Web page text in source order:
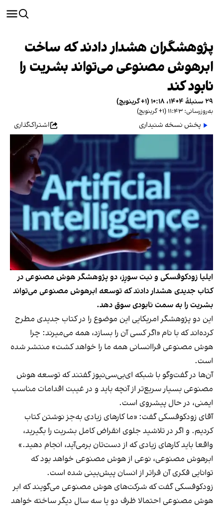
پژوهشگران هشدار دادند که ساخت
ابرهوش مصنوعی می‌تواند بشریت را
نابود کند
۲۹ سنبلهٔ ۱۴۰۴، ۱۰:۱۸ (‎+۱ گرینویچ)
به‌روزرسانی: ۱۱:۴۳ (‎+۱ گرینویچ)
پخش نسخه شنیداری اشتراک‌گذاری
ایلیا زودکوفسکی و نیت سورِز، دو پژوهشگر هوش مصنوعی در
کتاب جدیدی هشدار دادند که توسعه ابرهوش مصنوعی می‌تواند
بشریت را به سمت نابودی سوق دهد.
این دو پژوهشگر امریکایی این موضوع را در کتاب جدیدی مطرح
کرده‌اند که با نام «اگر کسی آن را بسازد، همه می‌میرند: چرا
هوش مصنوعی فراانسانی همه ما را خواهد کشت» منتشر شده
است.
آن‌ها در گفت‌وگو با شبکه ای‌بی‌سی‌نیوز گفتند که توسعه هوش
مصنوعی بسیار سریع‌تر از آنچه باید و در غیبت اقدامات مناسب
ایمنی، در حال پیشروی است.
آقای زودکوفسکی گفت: «ما کارهای زیادی به‌جز نوشتن کتاب
کردیم. و اگر در تلاشید جلوی انقراض کامل بشریت را بگیرید،
واقعا باید کارهای زیادی که از دست‌تان برمی‌آید، انجام دهید.»
ابرهوش مصنوعی، نوعی از هوش مصنوعی خواهد بود که
توانایی فکری آن فراتر از انسان پیش‌بینی شده است.
زودکوفسکی گفت که شرکت‌های هوش مصنوعی می‌گویند که ابر
هوش مصنوعی احتمالا ظرف دو یا سه سال دیگر ساخته خواهد